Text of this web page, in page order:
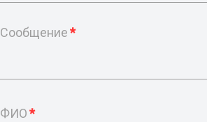
Сообщение*
ФИО*